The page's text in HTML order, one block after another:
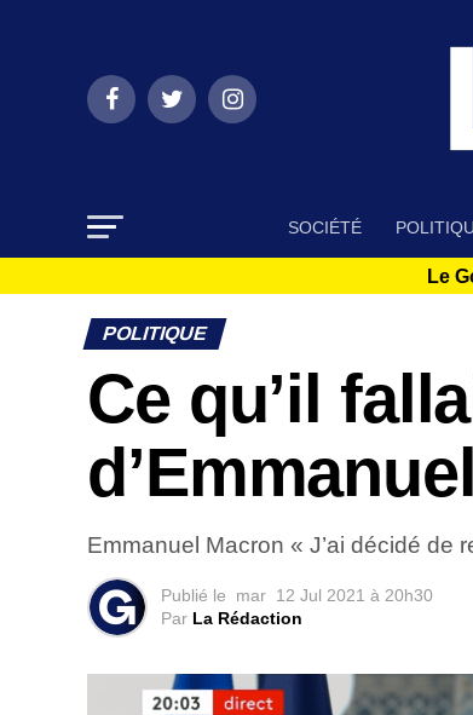
SOCIÉTÉ
Le
POLITIQUE
Ce qu’il
Emmanuel Macron « J’ai décidé de
Publié le mar 12 Jul 2021 à 20h30
Par La Rédaction